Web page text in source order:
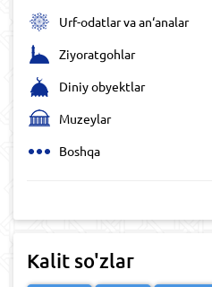
Urf-odatlar va an‘analar
Ziyoratgohlar
Diniy obyektlar
Muzeylar
Boshqa
Kalit so'zlar